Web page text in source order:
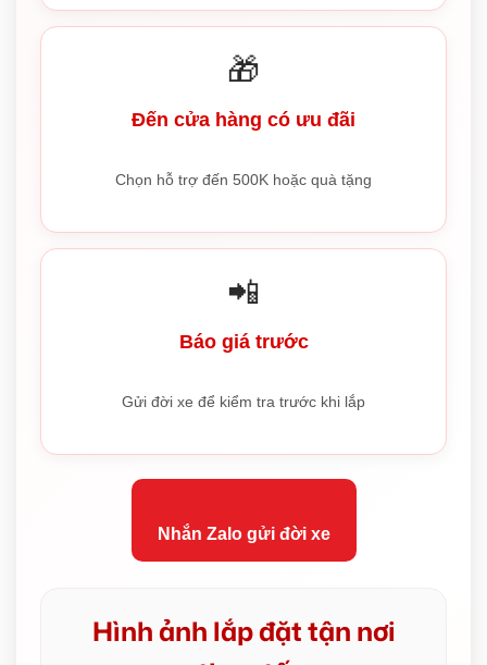
🎁
Đến cửa hàng có ưu đãi
Chọn hỗ trợ đến 500K hoặc quà tặng
📲
Báo giá trước
Gửi đời xe để kiểm tra trước khi lắp
Nhắn Zalo gửi đời xe
Hình ảnh lắp đặt tận nơi